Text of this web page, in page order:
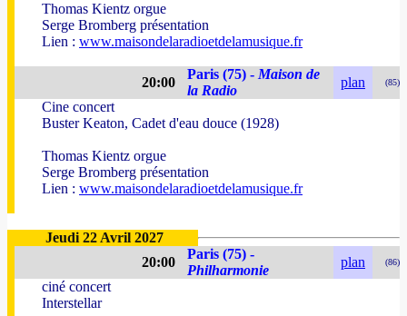
Thomas Kientz orgue
Serge Bromberg présentation
Lien : www.maisondelaradioetdelamusique.fr
20:00
Paris (75) - Maison de
la Radio
plan (85)
Cine concert
Buster Keaton, Cadet d'eau douce (1928)
Thomas Kientz orgue
Serge Bromberg présentation
Lien : www.maisondelaradioetdelamusique.fr
Jeudi 22 Avril 2027
20:00
Paris (75) -
Philharmonie
plan (86)
ciné concert
Interstellar